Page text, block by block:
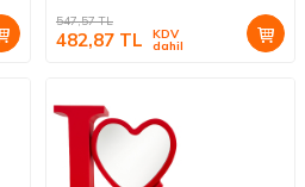
547,57TL
482,87 TL KDV
dahil